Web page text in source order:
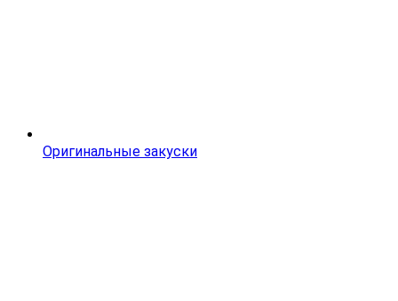
Оригинальные закуски